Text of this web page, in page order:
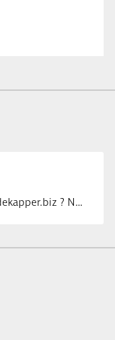
Uw vacature voor 4 weken op www.dekapper.biz ? Neem dan contact op met Maaike …